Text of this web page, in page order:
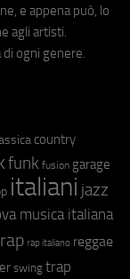
e appena può, lo
agli artisti.
di ogni genere.
country
funk fusion garage
italiani jazz
musica italiana
rap rap italiano reggae
swing trap